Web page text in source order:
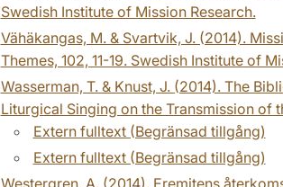
Swedish Institute of Mission Research.
Vähäkangas, M. & Svartvik, J. (2014).
Themes, 102, 11-19. Swedish Institute of
Wasserman, T. & Knust, J. (2014). The
Liturgical Singing on the Transmission of
Extern fulltext (Begränsad tillgång)
Extern fulltext (Begränsad tillgång)
Westergren, A. (2014). Eremitens